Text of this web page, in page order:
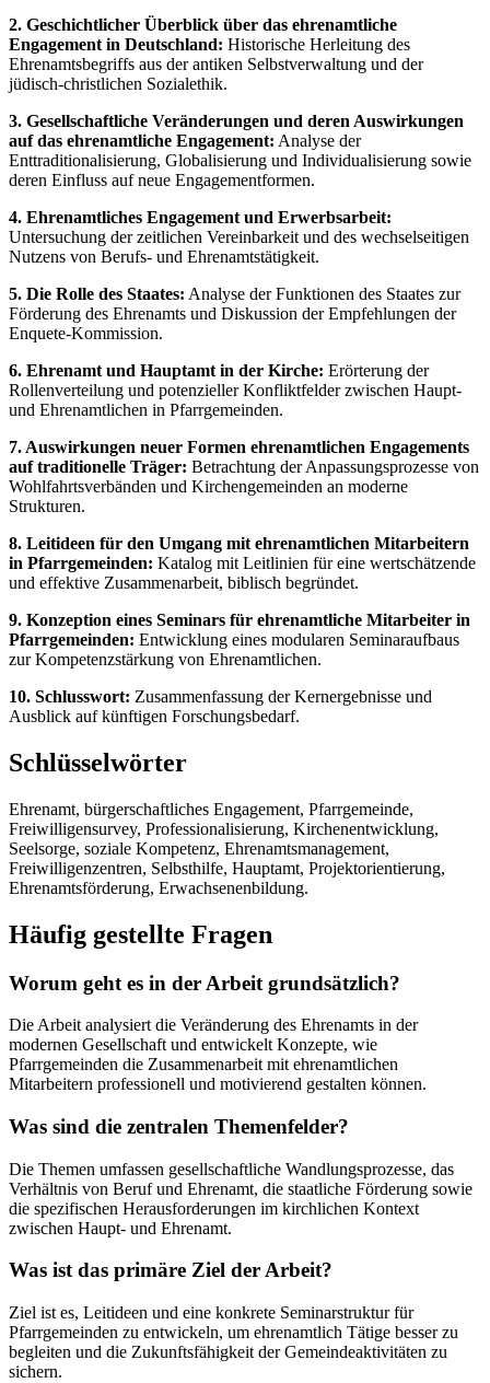
2. Geschichtlicher Überblick über das ehrenamtliche
Engagement in Deutschland: Historische Herleitung des
Ehrenamtsbegriffs aus der antiken Selbstverwaltung und der
jüdisch-christlichen Sozialethik.
3. Gesellschaftliche Veränderungen und deren Auswirkungen
auf das ehrenamtliche Engagement: Analyse der
Enttraditionalisierung, Globalisierung und Individualisierung sowie
deren Einfluss auf neue Engagementformen.
4. Ehrenamtliches Engagement und Erwerbsarbeit:
Untersuchung der zeitlichen Vereinbarkeit und des wechselseitigen
Nutzens von Berufs- und Ehrenamtstätigkeit.
5. Die Rolle des Staates: Analyse der Funktionen des Staates zur
Förderung des Ehrenamts und Diskussion der Empfehlungen der
Enquete-Kommission.
6. Ehrenamt und Hauptamt in der Kirche: Erörterung der
Rollenverteilung und potenzieller Konfliktfelder zwischen Haupt-
und Ehrenamtlichen in Pfarrgemeinden.
7. Auswirkungen neuer Formen ehrenamtlichen Engagements
auf traditionelle Träger: Betrachtung der Anpassungsprozesse von
Wohlfahrtsverbänden und Kirchengemeinden an moderne
Strukturen.
8. Leitideen für den Umgang mit ehrenamtlichen Mitarbeitern
in Pfarrgemeinden: Katalog mit Leitlinien für eine wertschätzende
und effektive Zusammenarbeit, biblisch begründet.
9. Konzeption eines Seminars für ehrenamtliche Mitarbeiter in
Pfarrgemeinden: Entwicklung eines modularen Seminaraufbaus
zur Kompetenzstärkung von Ehrenamtlichen.
10. Schlusswort: Zusammenfassung der Kernergebnisse und
Ausblick auf künftigen Forschungsbedarf.
Schlüsselwörter
Ehrenamt, bürgerschaftliches Engagement, Pfarrgemeinde,
Freiwilligensurvey, Professionalisierung, Kirchenentwicklung,
Seelsorge, soziale Kompetenz, Ehrenamtsmanagement,
Freiwilligenzentren, Selbsthilfe, Hauptamt, Projektorientierung,
Ehrenamtsförderung, Erwachsenenbildung.
Häufig gestellte Fragen
Worum geht es in der Arbeit grundsätzlich?
Die Arbeit analysiert die Veränderung des Ehrenamts in der
modernen Gesellschaft und entwickelt Konzepte, wie
Pfarrgemeinden die Zusammenarbeit mit ehrenamtlichen
Mitarbeitern professionell und motivierend gestalten können.
Was sind die zentralen Themenfelder?
Die Themen umfassen gesellschaftliche Wandlungsprozesse, das
Verhältnis von Beruf und Ehrenamt, die staatliche Förderung sowie
die spezifischen Herausforderungen im kirchlichen Kontext
zwischen Haupt- und Ehrenamt.
Was ist das primäre Ziel der Arbeit?
Ziel ist es, Leitideen und eine konkrete Seminarstruktur für
Pfarrgemeinden zu entwickeln, um ehrenamtlich Tätige besser zu
begleiten und die Zukunftsfähigkeit der Gemeindeaktivitäten zu
sichern.